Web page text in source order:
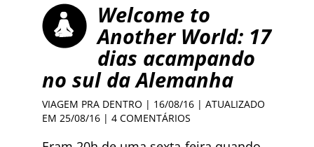
Welcome to
Another World: 17
dias acampando
no sul da Alemanha
VIAGEM PRA DENTRO | 16/08/16 | ATUALIZADO
EM 25/08/16 | 4 COMENTÁRIOS